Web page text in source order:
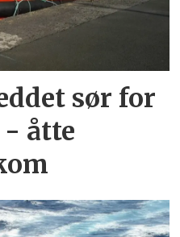
sør for
- åtte